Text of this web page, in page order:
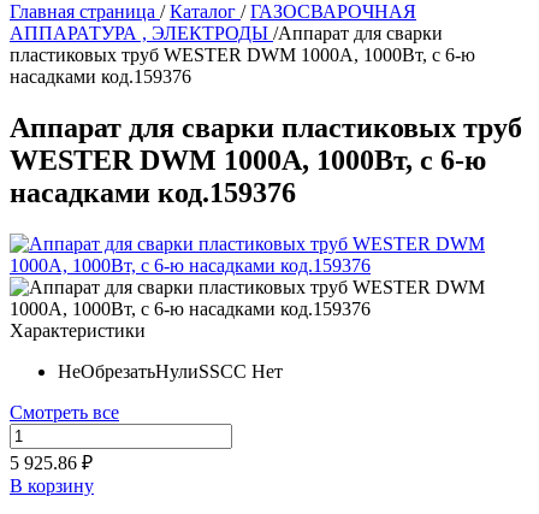
Главная страница / Каталог / ГАЗОСВАРОЧНАЯ
АППАРАТУРА , ЭЛЕКТРОДЫ /Аппарат для сварки
пластиковых труб WESTER DWM 1000A, 1000Вт, с 6-ю
насадками код.159376
Аппарат для сварки пластиковых труб
WESTER DWM 1000A, 1000Вт, с 6-ю
насадками код.159376
Характеристики
НеОбрезатьНулиSSCC Нет
Смотреть все
5 925.86 ₽
В корзину